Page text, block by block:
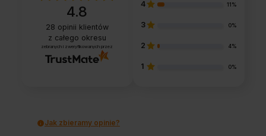
4.8
28 opinii klientów
z całego okresu
zebranych i zweryfikowanych przez
4 11%
3 0%
2 4%
1 0%
Jak zbieramy opinie?